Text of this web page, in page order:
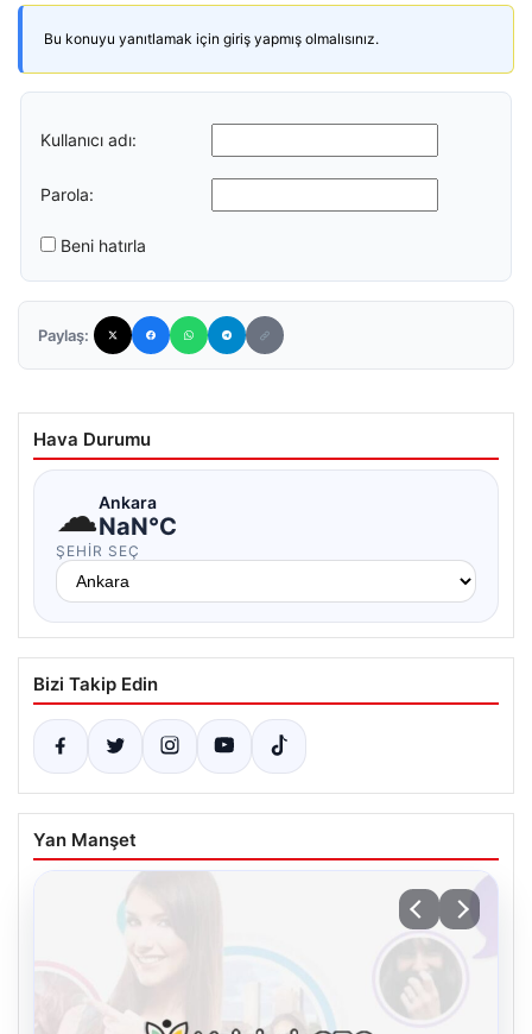
Bu konuyu yanıtlamak için giriş yapmış olmalısınız.
Kullanıcı adı:
Parola:
Beni hatırla
Paylaş:
Hava Durumu
☁Ankara
NaN°C
ŞEHIR SEÇ
Bizi Takip Edin
Yan Manşet